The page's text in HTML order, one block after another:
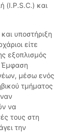
(I.P.S.C.) και
υποστήριξη
είτε
εξοπλισμός
Έμφαση
μέσω ενός
τμήματος
να
τους στη
την